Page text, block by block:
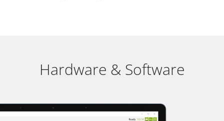
Hardware & Software